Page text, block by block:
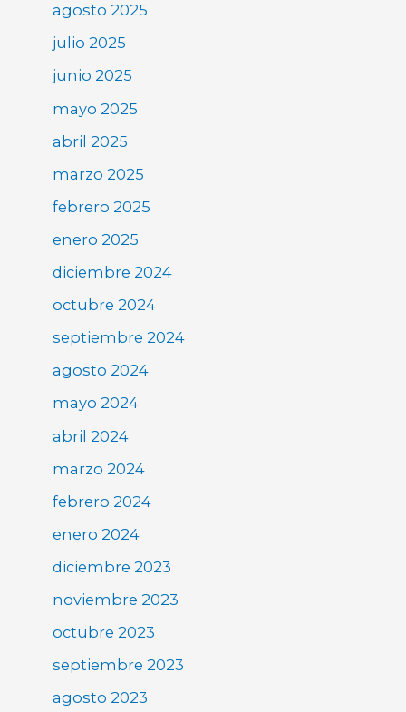
agosto 2025
julio 2025
junio 2025
mayo 2025
abril 2025
marzo 2025
febrero 2025
enero 2025
diciembre 2024
octubre 2024
septiembre 2024
agosto 2024
mayo 2024
abril 2024
marzo 2024
febrero 2024
enero 2024
diciembre 2023
noviembre 2023
octubre 2023
septiembre 2023
agosto 2023